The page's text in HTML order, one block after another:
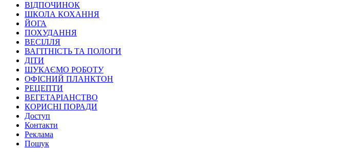
ВІДПОЧИНОК
ШКОЛА КОХАННЯ
ЙОГА
ПОХУДАННЯ
ВЕСІЛЛЯ
ВАГІТНІСТЬ ТА ПОЛОГИ
ДІТИ
ШУКАЄМО РОБОТУ
ОФІСНИЙ ПЛАНКТОН
РЕЦЕПТИ
ВЕГЕТАРІАНСТВО
КОРИСНІ ПОРАДИ
Доступ
Контакти
Реклама
Пошук